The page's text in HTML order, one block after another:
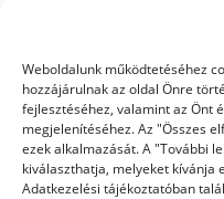
Weboldalunk működtetéséhez
hozzájárulnak az oldal Önre
fejlesztéséhez, valamint az Önt
megjelenítéséhez. Az "Összes
ezek alkalmazását. A "További
kiválaszthatja, melyeket kívánja
Adatkezelési tájékoztatóban
szövegszerkesztés template
videó vintage